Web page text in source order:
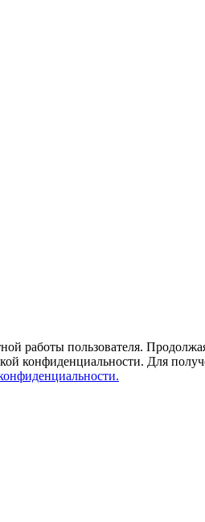
работы пользователя.
конфиденциальности. Для